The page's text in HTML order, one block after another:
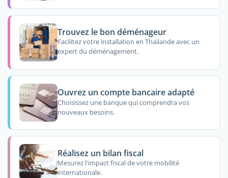
Trouvez le bon déménageur
Facilitez votre installation en Thailande avec un
expert du déménagement.
Ouvrez un compte bancaire adapté
Choisissez une banque qui comprendra vos
nouveaux besoins.
Réalisez un bilan fiscal
Mesurez l'impact fiscal de votre mobilité
internationale.